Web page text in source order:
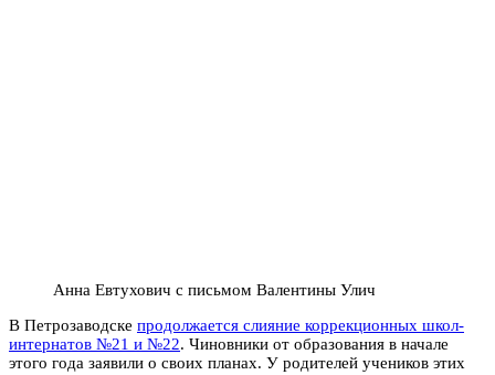
Анна Евтухович с письмом Валентины Улич
В Петрозаводске продолжается слияние коррекционных школ-
интернатов №21 и №22. Чиновники от образования в начале
этого года заявили о своих планах. У родителей учеников этих